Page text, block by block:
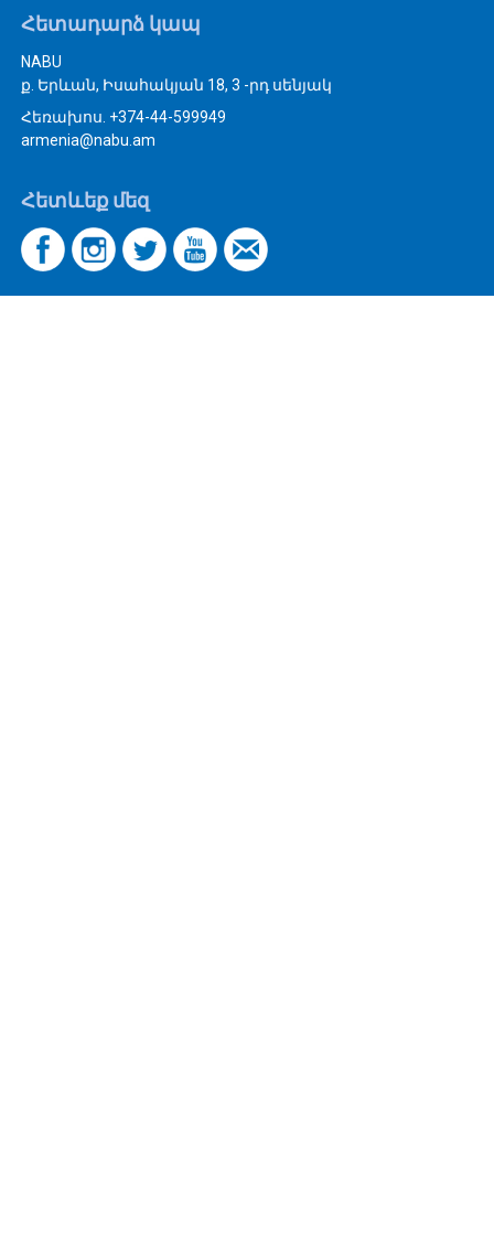
Հետադարձ կապ
NABU
ք. Երևան, Իսահակյան 18, 3 -րդ սենյակ
Հեռախոս. +374-44-599949
armenia@nabu.am
Հետևեք մեզ